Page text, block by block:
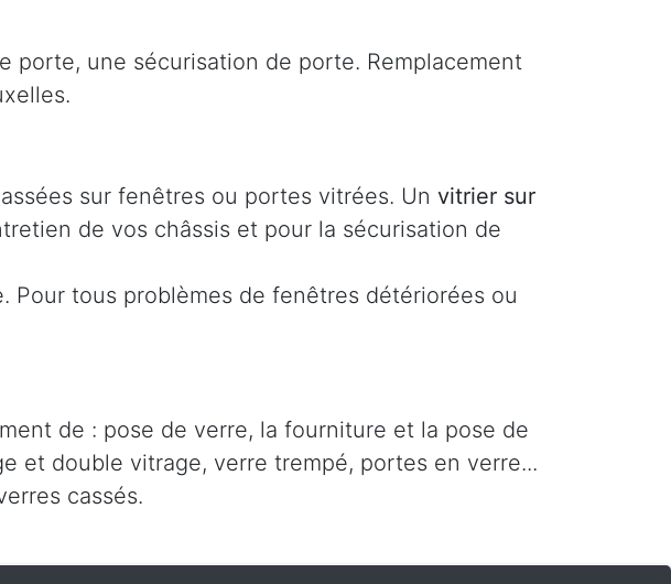
porte, une sécurisation de porte. Remplacement
sur fenêtres ou portes vitrées. Un vitrier sur
de vos châssis et pour la sécurisation de
tous problèmes de fenêtres détériorées ou
de : pose de verre, la fourniture et la pose de
et double vitrage, verre trempé, portes en verre...
cassés.